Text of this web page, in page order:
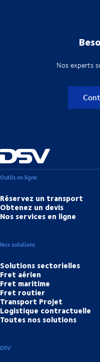
Nos experts
Outils en ligne
Réservez un transport
Obtenez un devis
Nos services en ligne
Nos solutions
Solutions sectorielles
Fret aérien
Fret maritime
Fret routier
Transport Projet
Logistique contractuelle
Toutes nos solutions
DSV